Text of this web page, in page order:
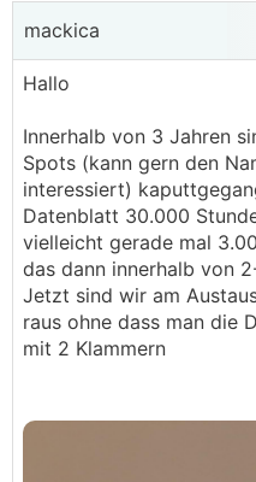
mackica
Hallo
Innerhalb von 3 Jahren
Spots (kann gern den
interessiert)
Datenblatt 30.000
vielleicht gerade mal
das dann innerhalb von
Jetzt sind wir am
raus ohne dass man die
mit 2 Klammern